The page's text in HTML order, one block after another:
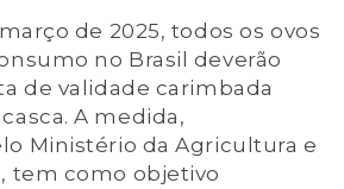
de 2025, todos os ovos
no Brasil deverão
de validade carimbada
A medida,
Ministério da Agricultura e
tem como objetivo